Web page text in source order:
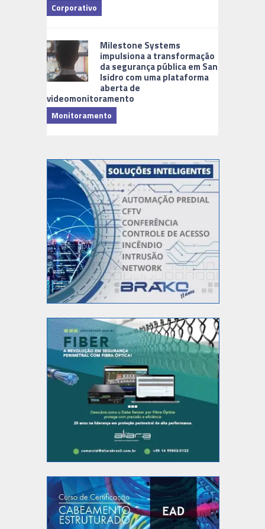
Corporativo
Milestone Systems
impulsiona a transformação
da segurança pública em San
Isidro com uma plataforma
aberta de
videomonitoramento
Monitoramento